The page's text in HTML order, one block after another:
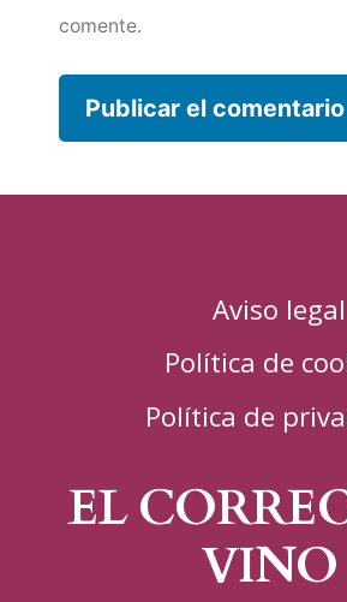
comente.
Aviso legal
Política de
Política de
EL
VINO